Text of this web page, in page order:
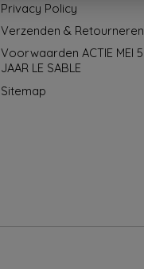
Privacy Policy
Verzenden & Retourneren
Voorwaarden ACTIE MEI 5
JAAR LE SABLE
Sitemap